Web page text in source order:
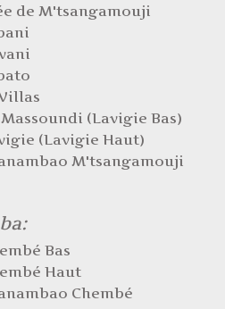
de M'tsangamouji
(Lavigie Bas)
(Lavigie Haut)
M'tsangamouji
Bas
Haut
Chembé